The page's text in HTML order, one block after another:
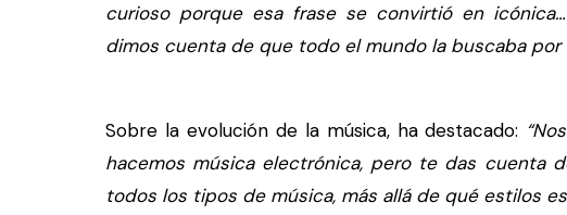
curioso porque esa frase se convirtió en
dimos cuenta de que todo el mundo la buscaba por
Sobre la evolución de la música, ha destacado:
hacemos música electrónica, pero te das cuenta
todos los tipos de música, más allá de qué estilos